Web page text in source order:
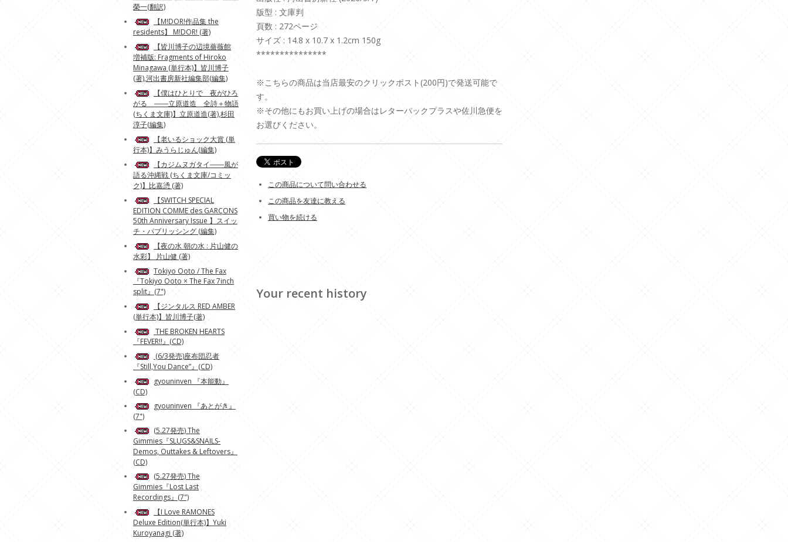
版型 : 文庫判
頁数 : 272ページ
サイズ : 14.8 x 10.7 x 1.2cm 150g
***************
※こちらの商品は当店最安のクリックポスト(200円)で発送可能で
す。
※その他にもお買い上げの場合はレターパックプラスや佐川急便を
お選びください。
この商品について問い合わせる
この商品を友達に教える
買い物を続ける
Your recent history
榮一(翻訳)
【M!DOR!作品集 the
residents】 M!DOR! (著)
【皆川博子の辺境薔薇館
増補版: Fragments of Hiroko
Minagawa (単行本)】皆川博子
(著),河出書房新社編集部(編集)
【僕はひとりで 夜がひろ
がる ――立原道造 全詩＋物語
(ちくま文庫)】立原道造(著),杉田
淳子(編集)
【老いるショック大賞 (単
行本)】みうらじゅん(編集)
【カジムヌガタイ――風が
語る沖縄戦 (ちくま文庫/コミッ
ク)】比嘉慂 (著)
【SWITCH SPECIAL
EDITION COMME des GARÇONS
50th Anniversary Issue 】スイッ
チ・パブリッシング (編集)
【夜の水 朝の水 : 片山健の
水彩】 片山健 (著)
Tokiyo Ooto / The Fax
『Tokiyo Ooto × The Fax 7inch
split』(7")
【ジンタルス RED AMBER
(単行本)】皆川博子(著)
THE BROKEN HEARTS
『FEVER!!』(CD)
(6/3発売)座布団忍者
『Still,You Dance”』(CD)
gyouninven 『本能動』
(CD)
gyouninven 『あとがき』
(7")
(5.27発売) The
Gimmies『SLUGS&SNAILS-
Demos, Outtakes & Leftovers』
(CD)
(5.27発売) The
Gimmies『Lost Last
Recordings』(7")
【I Love RAMONES
Deluxe Edition(単行本)】Yuki
Kuroyanagi (著)